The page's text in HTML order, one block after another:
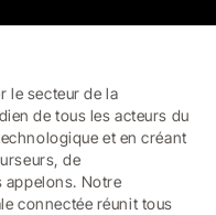
le secteur de la
de tous les acteurs du
et en créant
de
appelons. Notre
connectée réunit tous